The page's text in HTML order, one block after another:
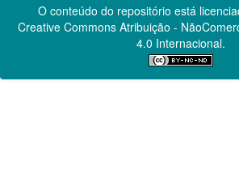
O conteúdo do repositório está
Creative CommonsAtribuição -
4.0 Internacional.